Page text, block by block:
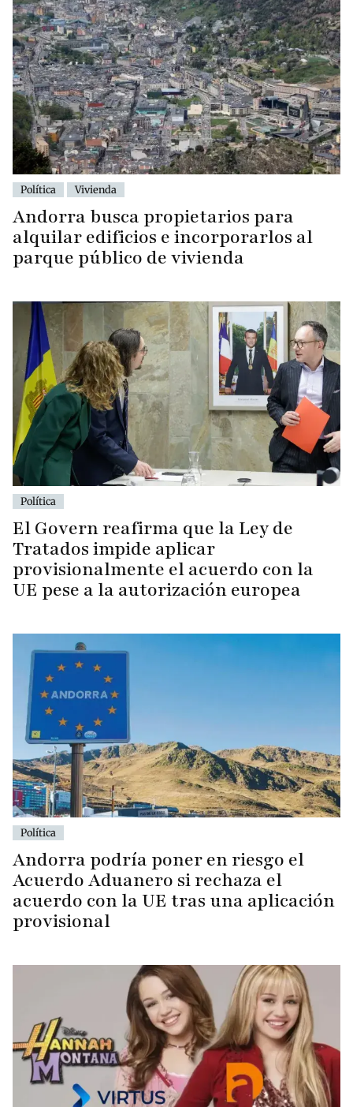
Política Vivienda
Andorra busca propietarios para
alquilar edificios e incorporarlos al
parque público de vivienda
Política
El Govern reafirma que la Ley de
Tratados impide aplicar
provisionalmente el acuerdo con la
UE pese a la autorización europea
Política
Andorra podría poner en riesgo el
Acuerdo Aduanero si rechaza el
acuerdo con la UE tras una aplicación
provisional